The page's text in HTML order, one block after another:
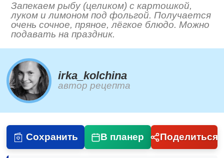
Запекаем рыбу (целиком) с картошкой,
луком и лимоном под фольгой. Получается
очень сочное, пряное, лёгкое блюдо. Можно
подавать на праздник.
irka_kolchina
автор рецепта
Сохранить В планер Поделиться